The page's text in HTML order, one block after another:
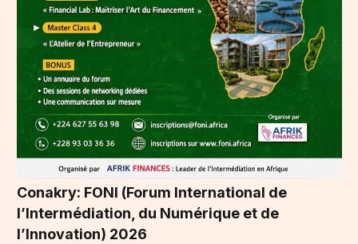
Conakry: FONI (Forum International de
l’Intermédiation, du Numérique et de
l’Innovation) 2026